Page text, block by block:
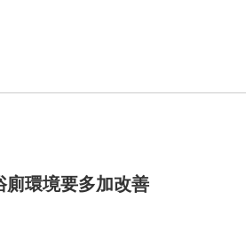
廁環境要多加改善